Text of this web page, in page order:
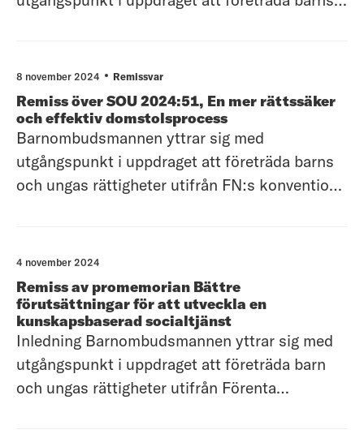
Barnombudsmannen avgränsar sitt yttrande till
i huvudsak övergripande synpunkter. Allmänt
om det barnrätt
8 november 2024 Remissvar
Remiss över SOU 2024:51, En mer rättssäker
och effektiv domstolsprocess
Barnombudsmannen yttrar sig med
utgångspunkt i uppdraget att företräda barns
och ungas rättigheter utifrån FN:s konvention
övergripande synpunkter. Bedömningar av
konsekvenser för barn och barns rättigheter
saknas även i slutbetänk
4 november 2024
Remiss av promemorian Bättre
förutsättningar för att utveckla en
kunskapsbaserad socialtjänst
Inledning Barnombudsmannen yttrar sig med
utgångspunkt i uppdraget att företräda barn
och ungas rättigheter utifrån Förenta